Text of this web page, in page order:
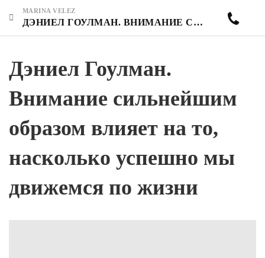
MARINA VELEZ
ДЭНИЕЛ ГОУЛМАН. ВНИМАНИЕ СИЛЬНЕЙШИМ ОБРАЗОМ ВЛИЯЕТ НА ТО, НАСКОЛЬКО УСПЕШНО МЫ ДВИЖЕМСЯ ПО ЖИЗНИ
Дэниел Гоулман.
Внимание сильнейшим
образом влияет на то,
насколько успешно мы
движемся по жизни